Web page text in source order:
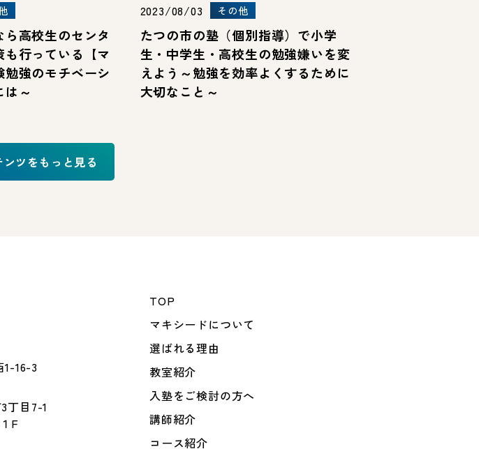
高校生のセンタ
行っている【マ
強のモチベーシ
は～
2023/08/03 その他
たつの市の塾（個別指導）で小学
生・中学生・高校生の勉強嫌いを変
えよう～勉強を効率よくするために
大切なこと～
ツをもっと見る
16-3
丁目7-1
F
TOP
マキシードについて
選ばれる理由
教室紹介
入塾をご検討の方へ
講師紹介
コース紹介